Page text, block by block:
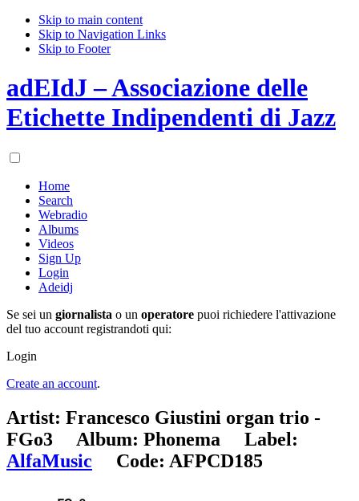
Skip to main content
Skip to Navigation Links
Skip to Footer
adEIdJ – Associazione delle
Etichette Indipendenti di Jazz
Home
Search
Webradio
Albums
Videos
Sign Up
Login
Adeidj
Se sei un giornalista o un operatore puoi richiedere l'attivazione
del tuo account registrandoti qui:
Login
Create an account.
Artist: Francesco Giustini organ trio -
FGo3 Album: Phonema Label:
AlfaMusic Code: AFPCD185